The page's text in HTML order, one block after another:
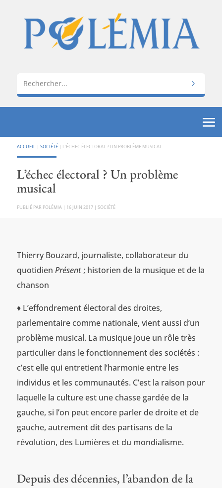
ACCUEIL | SOCIÉTÉ| L’ÉCHEC ÉLECTORAL ? UN PROBLÈME MUSICAL
L’échec électoral ? Un problème
musical
PAR POLÉMIA | 16 JUIN 2017| SOCIÉTÉ
Thierry Bouzard, journaliste, collaborateur du
quotidien Présent; historien de la musique et de la
chanson
♦ L’effondrement électoral des droites,
parlementaire comme nationale, vient aussi d’un
problème musical. La musique joue un rôle très
particulier dans le fonctionnement des sociétés :
c’est elle qui entretient l’harmonie entre les
individus et les communautés. C’est la raison pour
laquelle la culture est une chasse gardée de la
gauche, si l’on peut encore parler de droite et de
gauche, autrement dit des partisans de la
révolution, des Lumières et du mondialisme.
Depuis des décennies, l’abandon de la